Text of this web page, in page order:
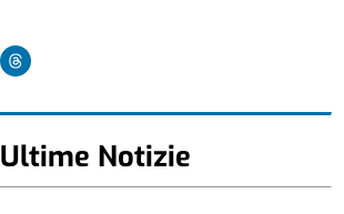
Ultime Notizie